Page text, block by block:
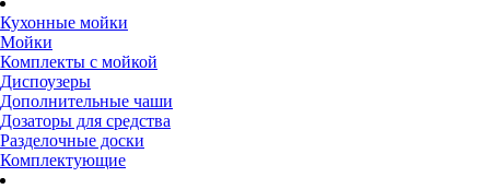
Кухонные мойки
Мойки
Комплекты с мойкой
Диспоузеры
Дополнительные чаши
Дозаторы для средства
Разделочные доски
Комплектующие